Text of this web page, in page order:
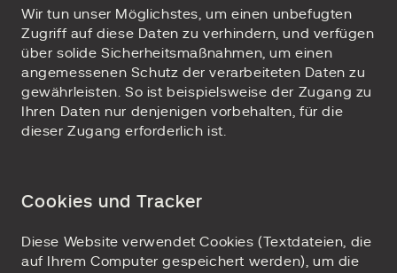
Wir tun unser Möglichstes, um einen unbefugten
Zugriff auf diese Daten zu verhindern, und verfügen
über solide Sicherheitsmaßnahmen, um einen
angemessenen Schutz der verarbeiteten Daten zu
gewährleisten. So ist beispielsweise der Zugang zu
Ihren Daten nur denjenigen vorbehalten, für die
dieser Zugang erforderlich ist.
Cookies und Tracker
Diese Website verwendet Cookies (Textdateien, die
auf Ihrem Computer gespeichert werden), um die